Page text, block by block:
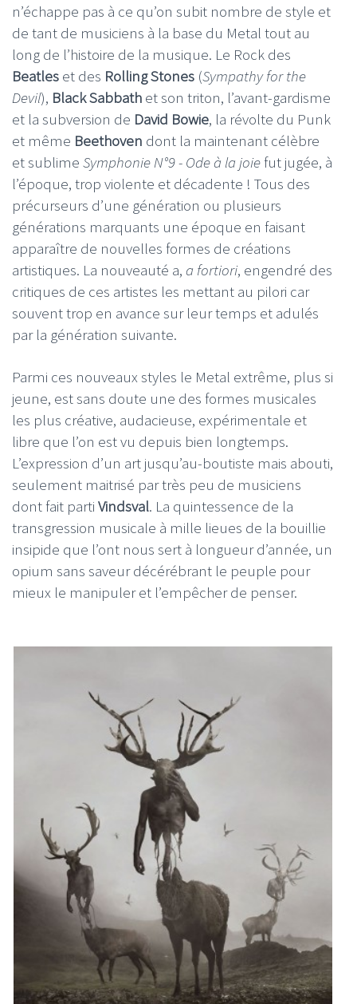
n’échappe pas à ce qu’on subit nombre de style et
de tant de musiciens à la base du Metal tout au
long de l’histoire de la musique. Le Rock des
Beatles et des Rolling Stones (Sympathy for the
Devil), Black Sabbath et son triton, l’avant-gardisme
et la subversion de David Bowie, la révolte du Punk
et même Beethoven dont la maintenant célèbre
et sublime Symphonie N°9 - Ode à la joiefut jugée, à
l’époque, trop violente et décadente ! Tous des
précurseurs d’une génération ou plusieurs
générations marquants une époque en faisant
apparaître de nouvelles formes de créations
artistiques. La nouveauté a, a fortiori, engendré des
critiques de ces artistes les mettant au pilori car
souvent trop en avance sur leur temps et adulés
par la génération suivante.
Parmi ces nouveaux styles le Metal extrême, plus si
jeune, est sans doute une des formes musicales
les plus créative, audacieuse, expérimentale et
libre que l’on est vu depuis bien longtemps.
L’expression d’un art jusqu’au-boutiste mais abouti,
seulement maitrisé par très peu de musiciens
dont fait parti Vindsval. La quintessence de la
transgression musicale à mille lieues de la bouillie
insipide que l’ont nous sert à longueur d’année, un
opium sans saveur décérébrant le peuple pour
mieux le manipuler et l’empêcher de penser.